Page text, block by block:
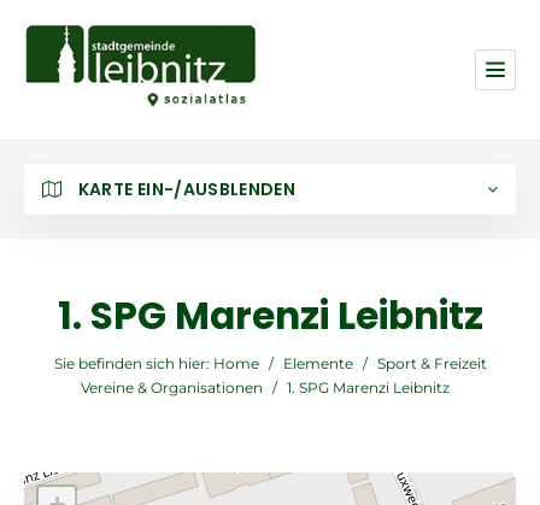
KARTE EIN-/AUSBLENDEN
1. SPG Marenzi Leibnitz
Sie befinden sich hier: Home / Elemente / Sport & Freizeit
Vereine & Organisationen / 1. SPG Marenzi Leibnitz